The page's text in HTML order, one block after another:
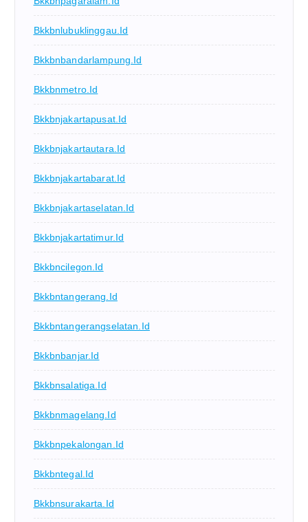
Bkkbnlubuklinggau.id
Bkkbnbandarlampung.id
Bkkbnmetro.id
Bkkbnjakartapusat.id
Bkkbnjakartautara.id
Bkkbnjakartabarat.id
Bkkbnjakartaselatan.id
Bkkbnjakartatimur.id
Bkkbncilegon.id
Bkkbntangerang.id
Bkkbntangerangselatan.id
Bkkbnbanjar.id
Bkkbnsalatiga.id
Bkkbnmagelang.id
Bkkbnpekalongan.id
Bkkbntegal.id
Bkkbnsurakarta.id